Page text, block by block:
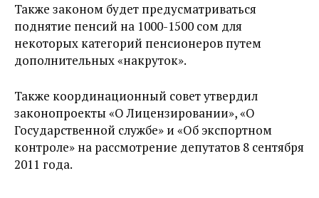
Также законом будет предусматриваться
поднятие пенсий на 1000-1500 сом для
некоторых категорий пенсионеров путем
дополнительных «накруток».
Также координационный совет утвердил
законопроекты «О Лицензировании», «О
Государственной службе» и «Об экспортном
контроле» на рассмотрение депутатов 8 сентября
2011 года.